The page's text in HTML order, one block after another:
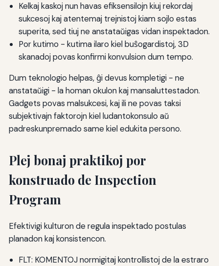
Kelkaj kaskoj nun havas efiksensilojn kiuj rekordaj
sukcesoj kaj atentemaj trejnistoj kiam sojlo estas
superita, sed tiuj ne anstataŭigas vidan inspektadon.
Por kutimo - kutima ilaro kiel buŝogardistoj, 3D
skanadoj povas konfirmi konvulsion dum tempo.
Dum teknologio helpas, ĝi devus kompletigi - ne
anstataŭigi - la homan okulon kaj mansaluttestadon.
Gadgets povas malsukcesi, kaj ili ne povas taksi
subjektivajn faktorojn kiel ludantokonsulo aŭ
padreskunpremado same kiel edukita persono.
Plej bonaj praktikoj por
konstruado de Inspection
Program
Efektivigi kulturon de regula inspektado postulas
planadon kaj konsistencon.
FLT: KOMENTOJ normigitaj kontrollistoj de la estraro